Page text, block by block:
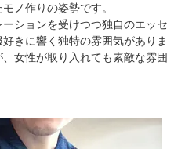
ノ作りの姿勢です。
ションを受けつつ独自のエッセ
きに響く独特の雰囲気がありま
女性が取り入れても素敵な雰囲